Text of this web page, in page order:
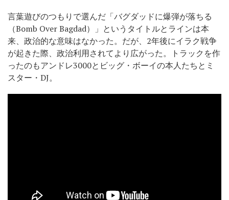
言葉遊びのつもりで選んだ「バグダッドに爆弾が落ちる
（Bomb Over Bagdad）」というタイトルとラインは本
来、政治的な意味はなかった。だが、2年後にイラク戦争
が起きた際、政治利用されてより広がった。トラックを作
ったのもアンドレ3000とビッグ・ボーイの本人たちとミ
スター・DJ。